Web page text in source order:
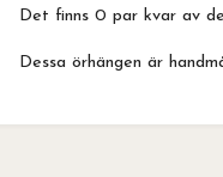
Det finns 0 par kvar av
Dessa örhängen är